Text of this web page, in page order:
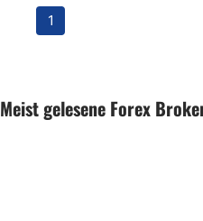
1
Meist gelesene Forex